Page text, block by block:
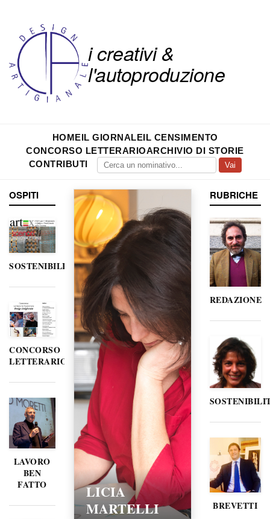
i creativi &
l'autoproduzione
HOMEIL GIORNALEIL CENSIMENTO
CONCORSO LETTERARIOARCHIVIO DI STORIE
CONTRIBUTI
Vai
OSPITI
SOSTENIBILITÀ
CONCORSO
LETTERARIO
LAVORO
BEN
FATTO
LICIA
MARTELLI
RUBRICHE
REDAZIONE
BREVETTI